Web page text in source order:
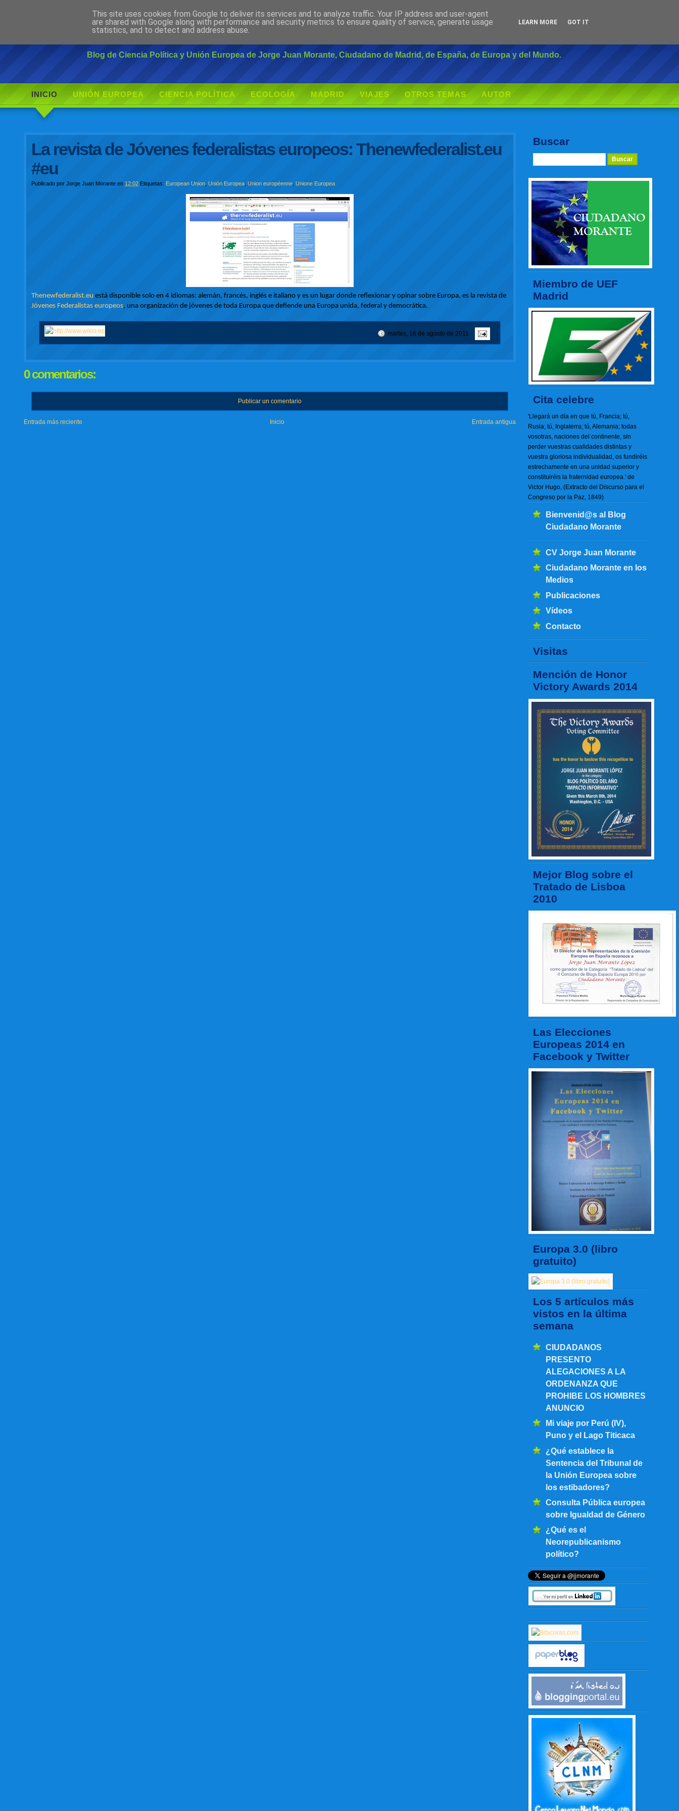
Ciudadano Morante
Blog de Ciencia Política y Unión Europea de Jorge Juan Morante, Ciudadano de Madrid, de España, de Europa y del Mundo.
INICIO UNIÓN EUROPEA CIENCIA POLÍTICA ECOLOGÍA MADRID VIAJES OTROS TEMAS AUTOR
Buscar
Miembro de UEF
Madrid
Cita celebre
'Llegará un día en que tú, Francia; tú,
Rusia; tú, Inglaterra; tú, Alemania; todas
vosotras, naciones del continente, sin
perder vuestras cualidades distintas y
vuestra gloriosa individualidad, os fundiréis
estrechamente en una unidad superior y
constituiréis la fraternidad europea.' de
Victor Hugo, (Extracto del Discurso para el
Congreso por la Paz, 1849)
Bienvenid@s al Blog
Ciudadano Morante
CV Jorge Juan Morante
Ciudadano Morante en los
Medios
Publicaciones
Vídeos
Contacto
Visitas
Mención de Honor
Victory Awards 2014
Mejor Blog sobre el
Tratado de Lisboa
2010
Las Elecciones
Europeas 2014 en
Facebook y Twitter
Europa 3.0 (libro
gratuito)
Los 5 artículos más
vistos en la última
semana
CIUDADANOS
PRESENTO
ALEGACIONES A LA
ORDENANZA QUE
PROHIBE LOS HOMBRES
ANUNCIO
Mi viaje por Perú (IV),
Puno y el Lago Titicaca
¿Qué establece la
Sentencia del Tribunal de
la Unión Europea sobre
los estibadores?
Consulta Pública europea
sobre Igualdad de Género
¿Qué es el
Neorepublicanismo
político?
La revista de Jóvenes federalistas europeos: Thenewfederalist.eu
#eu
Publicado porJorge Juan Morante en 12:02 Etiquetas: European Union ,Unión Europea ,Union européenne ,Unione Europea
Thenewfederalist.eu está disponible solo en 4 idiomas: alemán, francés, inglés e italiano y es un lugar donde reflexionar y opinar sobre Europa, es la revista de
Jóvenes Federalistas europeos, una organización de jóvenes de toda Europa que defiende una Europa unida, federal y democrática.
martes, 16 de agosto de 2011
0 comentarios:
Publicar un comentario
Entrada más reciente Entrada antigua
Inicio
This site uses cookies from Google to deliver its services and to analyze traffic. Your IP address and user-agent
are shared with Google along with performance and security metrics to ensure quality of service, generate usage
statistics, and to detect and address abuse.
LEARN MORE GOT IT